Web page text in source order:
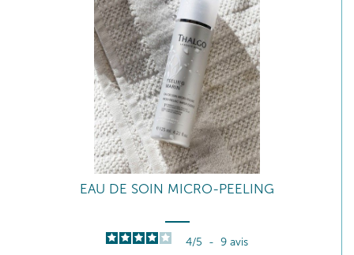
EAU DE SOIN MICRO-PEELING
4/5 - 9 avis